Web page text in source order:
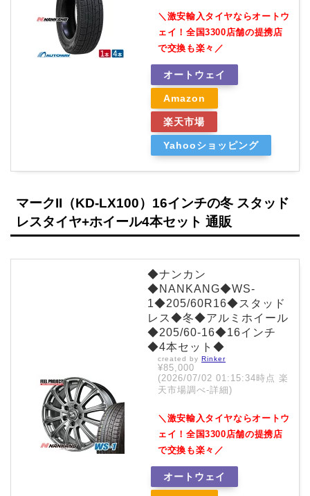
＼激安輸入タイヤならオートウ
ェイ！全国3300店舗の提携店
で交換も楽々／
オートウェイ
Amazon
楽天市場
Yahooショッピング
マークII（KD-LX100）16インチの冬 スタッド
レスタイヤ+ホイール4本セット 通販
◆ナンカン
◆NANKANG◆WS-
1◆205/60R16◆スタッド
レス◆冬◆アルミホイール
◆205/60-16◆16インチ
◆4本セット◆
created by Rinker
¥85,000
(2026/07/02 01:15:34時点 楽
天市場調べ-詳細)
＼激安輸入タイヤならオートウ
ェイ！全国3300店舗の提携店
で交換も楽々／
オートウェイ